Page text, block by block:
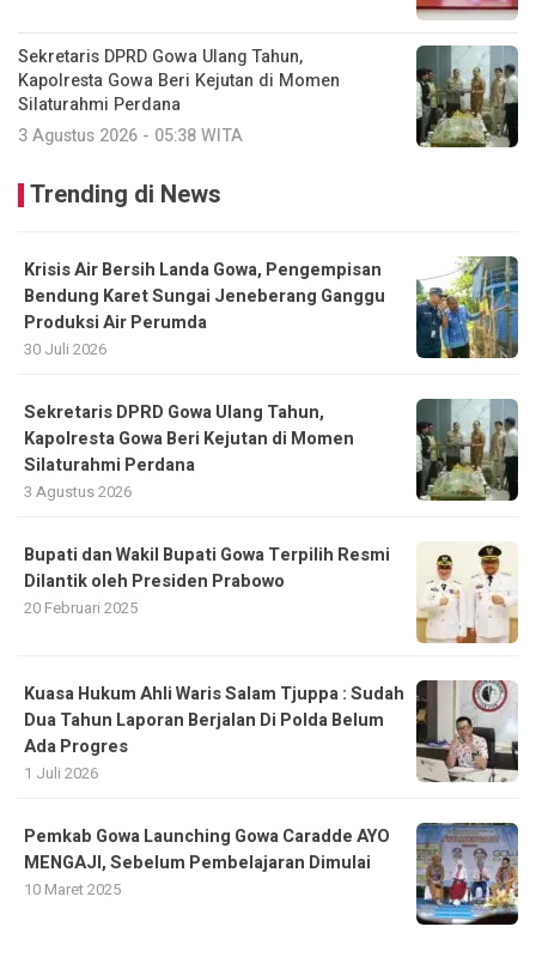
Sekretaris DPRD Gowa Ulang Tahun,
Kapolresta Gowa Beri Kejutan di Momen
Silaturahmi Perdana
3 Agustus 2026 - 05:38 WITA
Trending di News
Krisis Air Bersih Landa Gowa, Pengempisan
Bendung Karet Sungai Jeneberang Ganggu
Produksi Air Perumda
30 Juli 2026
Sekretaris DPRD Gowa Ulang Tahun,
Kapolresta Gowa Beri Kejutan di Momen
Silaturahmi Perdana
3 Agustus 2026
Bupati dan Wakil Bupati Gowa Terpilih Resmi
Dilantik oleh Presiden Prabowo
20 Februari 2025
Kuasa Hukum Ahli Waris Salam Tjuppa : Sudah
Dua Tahun Laporan Berjalan Di Polda Belum
Ada Progres
1 Juli 2026
Pemkab Gowa Launching Gowa Caradde AYO
MENGAJI, Sebelum Pembelajaran Dimulai
10 Maret 2025